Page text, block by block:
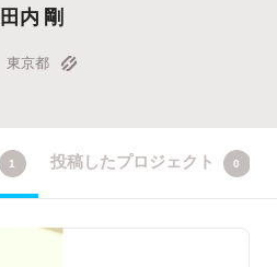
田内 剛
東京都
1 投稿したプロジェクト 0